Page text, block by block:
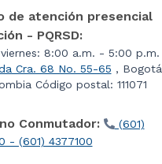
de atención presencial
- PQRSD:
8:00 a.m. - 5:00 p.m.
Cra. 68 No. 55-65 , Bogotá
Código postal: 111071
Conmutador:
(601)
- (601) 4377100